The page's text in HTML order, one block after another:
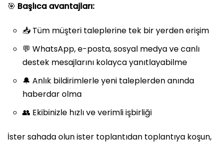
🎯 Başlıca avantajları:
📥 Tüm müşteri taleplerine tek bir yerden erişim
💬 WhatsApp, e-posta, sosyal medya ve canlı
destek mesajlarını kolayca yanıtlayabilme
🔔 Anlık bildirimlerle yeni taleplerden anında
haberdar olma
👥 Ekibinizle hızlı ve verimli işbirliği
İster sahada olun ister toplantıdan toplantıya koşun,